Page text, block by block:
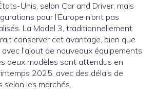
Unis, selon Car and Driver, mais
pour l’Europe n’ont pas
La Model 3, traditionnellement
conserver cet avantage, bien que
avec l’ajout de nouveaux équipements
deux modèles sont attendus en
2025, avec des délais de
selon les marchés.